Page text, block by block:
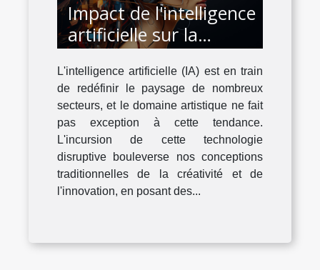
Impact de l'intelligence
artificielle sur la
créativité et
l'innovation dans le
domaine artistique
L'intelligence artificielle (IA) est en train
de redéfinir le paysage de nombreux
secteurs, et le domaine artistique ne fait
pas exception à cette tendance.
L'incursion de cette technologie
disruptive bouleverse nos conceptions
traditionnelles de la créativité et de
l'innovation, en posant des...